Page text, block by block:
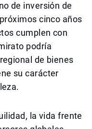
de inversión de
cinco años
cumplen con
podría
de bienes
su carácter
la vida frente